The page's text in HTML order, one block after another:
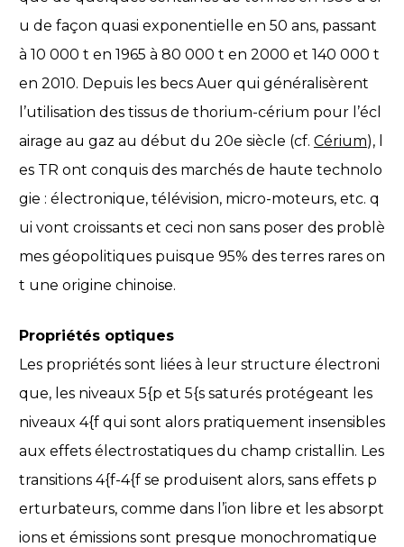
u de façon quasi exponentielle en 50 ans, passant
à 10 000 t en 1965 à 80 000 t en 2000 et 140 000 t
en 2010. Depuis les becs Auer qui généralisèrent
l’utilisation des tissus de thorium-cérium pour l’écl
airage au gaz au début du 20e siècle (cf. Cérium), l
es TR ont conquis des marchés de haute technolo
gie : électronique, télévision, micro-moteurs, etc. q
ui vont croissants et ceci non sans poser des problè
mes géopolitiques puisque 95% des terres rares on
t une origine chinoise.
Propriétés optiques
Les propriétés sont liées à leur structure électroni
que, les niveaux 5{p et 5{s saturés protégeant les
niveaux 4{f qui sont alors pratiquement insensibles
aux effets électrostatiques du champ cristallin. Les
transitions 4{f-4{f se produisent alors, sans effets p
erturbateurs, comme dans l’ion libre et les absorpt
ions et émissions sont presque monochromatique